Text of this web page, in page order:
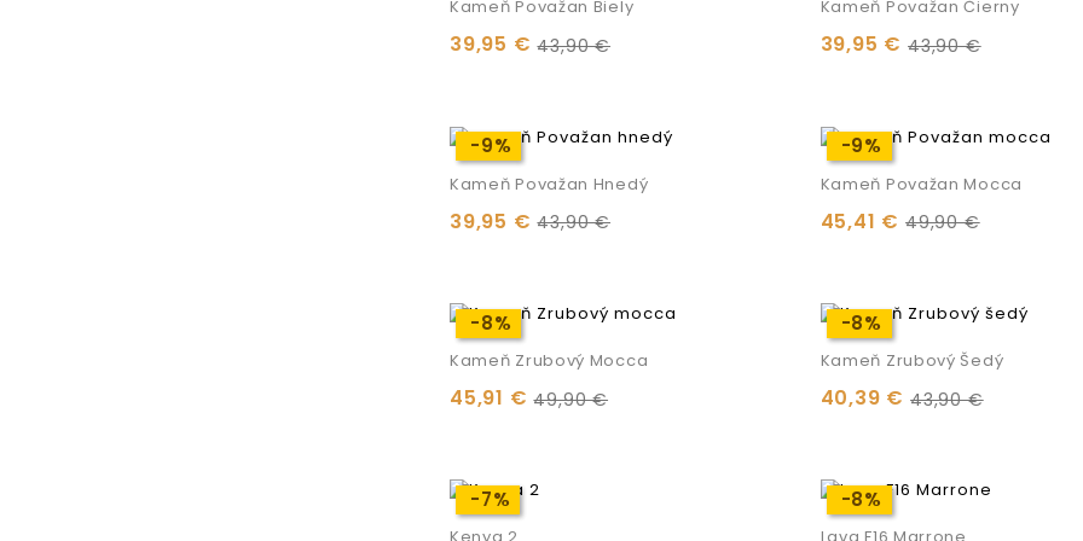
Kameň Považan Biely
39,95 € 43,90 €
Kameň Považan Čierny
39,95 € 43,90 €
Kameň Považan Hnedý
39,95 €
-9%
43,90 €
-9%
Kameň Považan Mocca
45,41 €
-9%
49,90 €
-9%
Kameň Zrubový Mocca
45,91 €
-8%
49,90 €
-8%
Kameň Zrubový Šedý
40,39 €
-8%
43,90 €
-8%
-7%
-7% -8%
-8%